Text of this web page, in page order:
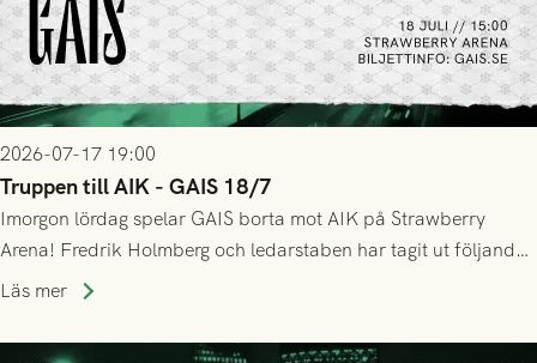
2026-07-17 19:00
Truppen till AIK - GAIS 18/7
Imorgon lördag spelar GAIS borta mot AIK på Strawberry
Arena! Fredrik Holmberg och ledarstaben har tagit ut följande
trupp till matchen:
Läs mer